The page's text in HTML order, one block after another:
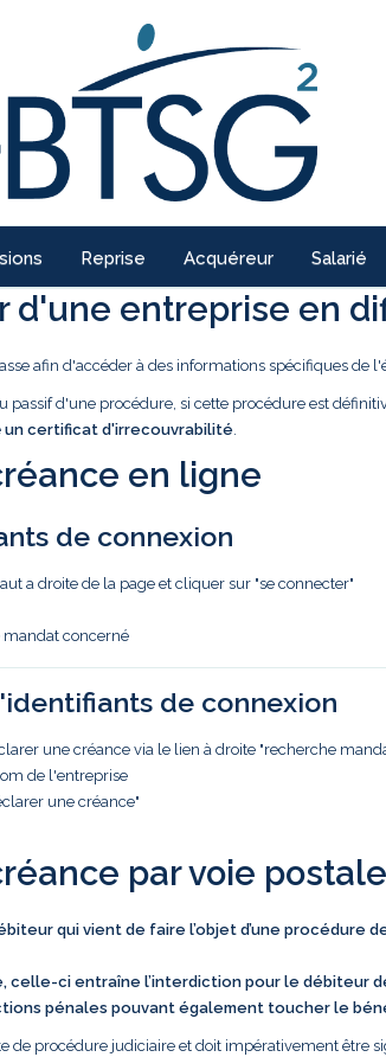
Reprise Acquéreur Salarié
d'une entreprise en
afin d'accéder à des informations spécifiques de
passif d'une procédure, si cette procédure est
un certificat d'irrecouvrabilité.
en ligne
de connexion
a droite de la page et cliquer sur "se connecter"
mandat concerné
de connexion
une créance via le lien à droite "recherche
de l'entreprise
une créance"
par voie
qui vient de faire l’objet d’une procédure
celle-ci entraîne l’interdiction pour le débiteur
pénales pouvant également toucher le
de procédure judiciaire et doit impérativement être